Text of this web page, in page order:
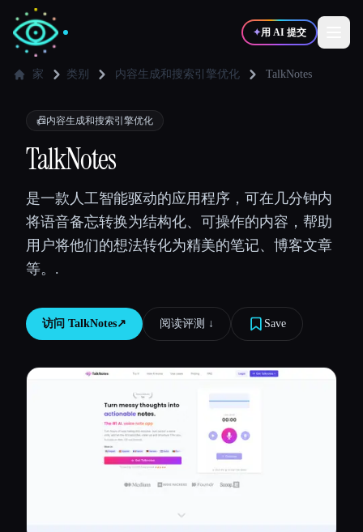
✦用 AI 提交
✍️写作者
💻
🎓学生 🎬创作者
博客
家 类别 内容生成和搜索引擎优化 TalkNotes
📠内容生成和搜索引擎优化
TalkNotes
是一款人工智能驱动的应用程序，可在几分钟内
将语音备忘转换为结构化、可操作的内容，帮助
用户将他们的想法转化为精美的笔记、博客文章
等。.
访问 TalkNotes↗︎ 阅读评测 ↓︎ Save